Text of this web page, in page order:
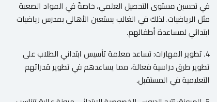
في تحسين مستوى التحصيل العلمي، خاصةً في المواد الصعبة
مثل الرياضيات. لذلك في الغالب يستعين الأهالي بمدرس رياضيات
ابتدائي لمساعدة أطفالهم.
4. تطوير المهارات: تساعد معلمة تأسيس ابتدائي الطلاب على
تطوير طرق دراسية فعالة، مما يساعدهم في تطوير قدراتهم
التعليمية في المستقبل.